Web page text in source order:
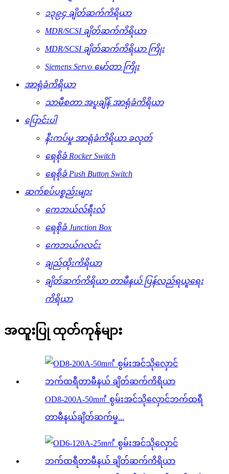
၁၃၉၄ ချိတ်ဆက်ကိရိယာ
MDR/SCSI ချိတ်ဆက်ကိရိယာ
MDR/SCSI ချိတ်ဆက်ကိရိယာ ကြိုး
Siemens Servo မော်တာ ကြိုး
အာရုံခံကိရိယာ
သာမီစတာ အပူချိန် အာရုံခံကိရိယာ
ပြောင်းပါ
နီးကပ်မှု အာရုံခံကိရိယာ ခလုတ်
ရေစိုခံ Rocker Switch
ရေစိုခံ Push Button Switch
ဆက်စပ်ပစ္စည်းများ
ကေဘယ်လ်ရီးလ်
ရေစိုခံ Junction Box
ကေဘယ်ဂလင်း
ချည်ထိုးကိရိယာ
ချိတ်ဆက်ကိရိယာ တာမီနယ် ပြန်လည်ရယူရေး
ကိရိယာ
အထူးပြု ထုတ်ကုန်များ
OD8-200A-50m㎡ စွမ်းအင်သိုလှောင်ဘက်ထရီ
တာမီနယ်ချိတ်ဆက်မှု...